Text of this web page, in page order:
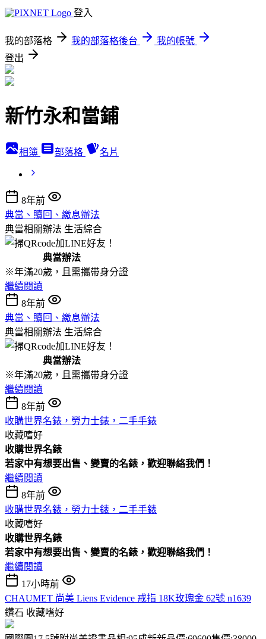
登入
我的部落格 我的部落格後台
我的帳號
登出
新竹永和當鋪
相簿 部落格 名片
8年前
典當、贖回、繳息辦法
典當相關辦法 生活綜合
典當辦法
※年滿20歲，且需攜帶身分證
繼續閱讀
8年前
典當、贖回、繳息辦法
典當相關辦法 生活綜合
典當辦法
※年滿20歲，且需攜帶身分證
繼續閱讀
8年前
收購世界名錶，勞力士錶，二手手錶
收藏嗜好
收購世界名錶
若家中有想要出售、變賣的名錶，歡迎聯絡我們！
繼續閱讀
8年前
收購世界名錶，勞力士錶，二手手錶
收藏嗜好
收購世界名錶
若家中有想要出售、變賣的名錶，歡迎聯絡我們！
繼續閱讀
17小時前
CHAUMET 尚美 Liens Evidence 戒指 18K玫瑰金 62號 n1639
鑽石 收藏嗜好